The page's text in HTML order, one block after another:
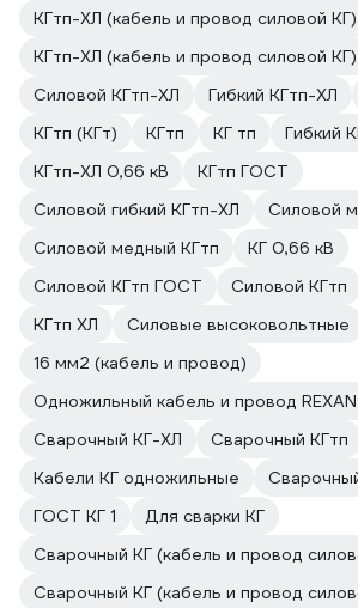
КГтп-ХЛ (кабель и провод силовой КГ)
КГтп-ХЛ (кабель и провод силовой КГ)
Силовой КГтп-ХЛ
Гибкий КГтп-ХЛ
КГтп (КГт)
КГтп КГ тп
Гибкий
КГтп-ХЛ 0,66 кВ
КГтп ГОСТ
Силовой гибкий КГтп-ХЛ
Силовой
Силовой медный КГтп
КГ 0,66 кВ
Силовой КГтп ГОСТ
Силовой КГтп
КГтп ХЛ
Силовые высоковольтные
16 мм2 (кабель и провод)
Одножильный кабель и провод
Сварочный КГ-ХЛ
Сварочный КГтп
Кабели КГ одножильные
ГОСТ КГ 1
Для сварки КГ
Сварочный КГ (кабель и провод
Сварочный КГ (кабель и провод